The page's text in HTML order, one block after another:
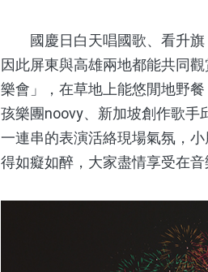
國慶日白天唱國歌、看升旗
因此屏東與高雄兩地都能共同
樂會」，在草地上能悠閒地野
孩樂團noovy、新加坡創作歌手
一連串的表演活絡現場氣氛，
得如癡如醉，大家盡情享受在